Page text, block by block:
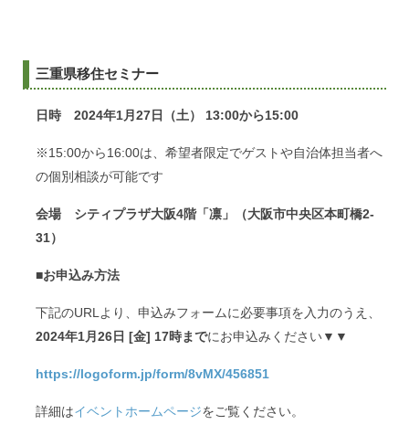
三重県移住セミナー
日時 2024年1月27日（土） 13:00から15:00
※15:00から16:00は、希望者限定でゲストや自治体担当者へ
の個別相談が可能です
会場 シティプラザ大阪4階「凛」（大阪市中央区本町橋2-
31）
■お申込み方法
下記のURLより、申込みフォームに必要事項を入力のうえ、
2024年1月26日 [金] 17時までにお申込みください▼▼
https://logoform.jp/form/8vMX/456851
詳細はイベントホームページをご覧ください。